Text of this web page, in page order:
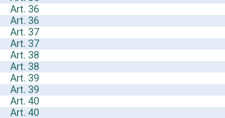
Art. 36
Art. 36
Art. 37
Art. 37
Art. 38
Art. 38
Art. 39
Art. 39
Art. 40
Art. 40